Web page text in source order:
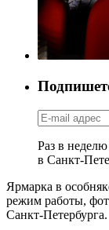
Раз в
в Санкт-
Ярмарка в
режим работы,
Санкт-Петербурга.